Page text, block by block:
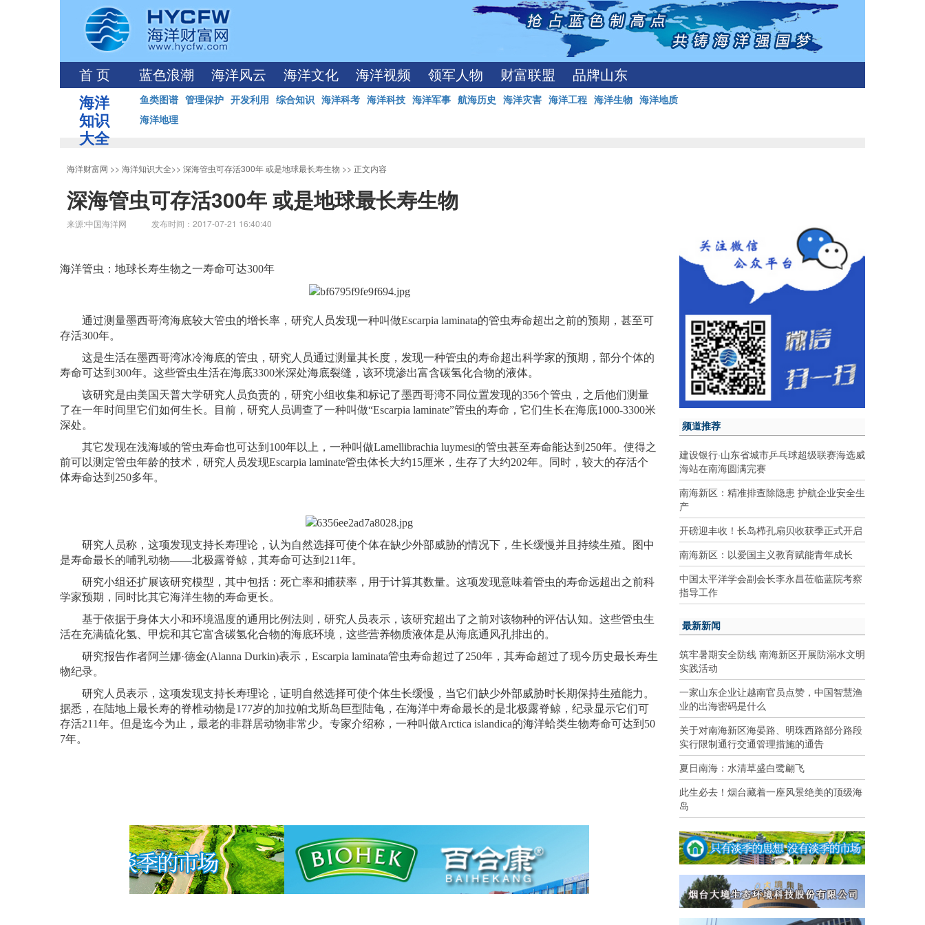
首 页 蓝色浪潮 海洋风云 海洋文化 海洋视频 领军人物 财富联盟 品牌山东
海洋
知识
大全
鱼类图谱 管理保护 开发利用 综合知识 海洋科考 海洋科技 海洋军事 航海历史 海洋灾害 海洋工程 海洋生物 海洋地质
海洋地理
海洋财富网 >> 海洋知识大全>> 深海管虫可存活300年 或是地球最长寿生物 >> 正文内容
深海管虫可存活300年 或是地球最长寿生物
来源:中国海洋网 发布时间：2017-07-21 16:40:40
海洋管虫：地球长寿生物之一寿命可达300年
通过测量墨西哥湾海底较大管虫的增长率，研究人员发现一种叫做Escarpia laminata的管虫寿命超出之前的预期，甚至可
存活300年。
这是生活在墨西哥湾冰冷海底的管虫，研究人员通过测量其长度，发现一种管虫的寿命超出科学家的预期，部分个体的
寿命可达到300年。这些管虫生活在海底3300米深处海底裂缝，该环境渗出富含碳氢化合物的液体。
该研究是由美国天普大学研究人员负责的，研究小组收集和标记了墨西哥湾不同位置发现的356个管虫，之后他们测量
了在一年时间里它们如何生长。目前，研究人员调查了一种叫做“Escarpia laminate”管虫的寿命，它们生长在海底1000-3300米
深处。
其它发现在浅海域的管虫寿命也可达到100年以上，一种叫做Lamellibrachia luymesi的管虫甚至寿命能达到250年。使得之
前可以测定管虫年龄的技术，研究人员发现Escarpia laminate管虫体长大约15厘米，生存了大约202年。同时，较大的存活个
体寿命达到250多年。
研究人员称，这项发现支持长寿理论，认为自然选择可使个体在缺少外部威胁的情况下，生长缓慢并且持续生殖。图中
是寿命最长的哺乳动物——北极露脊鲸，其寿命可达到211年。
研究小组还扩展该研究模型，其中包括：死亡率和捕获率，用于计算其数量。这项发现意味着管虫的寿命远超出之前科
学家预期，同时比其它海洋生物的寿命更长。
基于依据于身体大小和环境温度的通用比例法则，研究人员表示，该研究超出了之前对该物种的评估认知。这些管虫生
活在充满硫化氢、甲烷和其它富含碳氢化合物的海底环境，这些营养物质液体是从海底通风孔排出的。
研究报告作者阿兰娜·德金(Alanna Durkin)表示，Escarpia laminata管虫寿命超过了250年，其寿命超过了现今历史最长寿生
物纪录。
研究人员表示，这项发现支持长寿理论，证明自然选择可使个体生长缓慢，当它们缺少外部威胁时长期保持生殖能力。
据悉，在陆地上最长寿的脊椎动物是177岁的加拉帕戈斯岛巨型陆龟，在海洋中寿命最长的是北极露脊鲸，纪录显示它们可
存活211年。但是迄今为止，最老的非群居动物非常少。专家介绍称，一种叫做Arctica islandica的海洋蛤类生物寿命可达到50
7年。
频道推荐
建设银行·山东省城市乒乓球超级联赛海选威
海站在南海圆满完赛
南海新区：精准排查除隐患 护航企业安全生
产
开磅迎丰收！长岛栉孔扇贝收获季正式开启
南海新区：以爱国主义教育赋能青年成长
中国太平洋学会副会长李永昌莅临蓝院考察
指导工作
最新新闻
筑牢暑期安全防线 南海新区开展防溺水文明
实践活动
一家山东企业让越南官员点赞，中国智慧渔
业的出海密码是什么
关于对南海新区海晏路、明珠西路部分路段
实行限制通行交通管理措施的通告
夏日南海：水清草盛白鹭翩飞
此生必去！烟台藏着一座风景绝美的顶级海
岛